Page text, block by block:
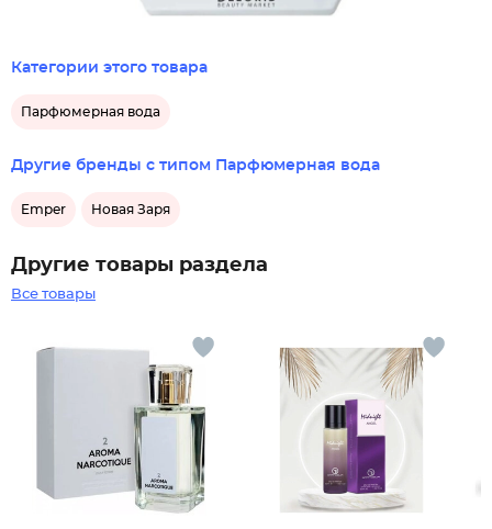
Категории этого товара
Парфюмерная вода
Другие бренды с типом Парфюмерная вода
Emper Новая Заря
Другие товары раздела
Все товары